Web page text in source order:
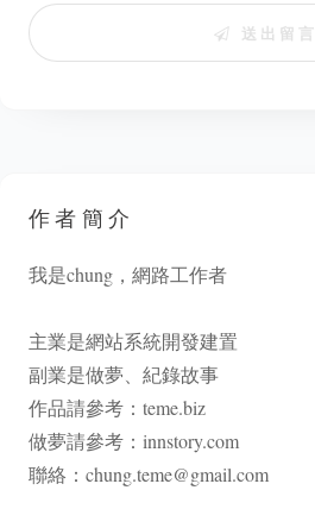
送出留言
作者簡介
我是chung，網路工作者
主業是網站系統開發建置
副業是做夢、紀錄故事
作品請參考： teme.biz
做夢請參考： innstory.com
聯絡： chung.teme@gmail.com